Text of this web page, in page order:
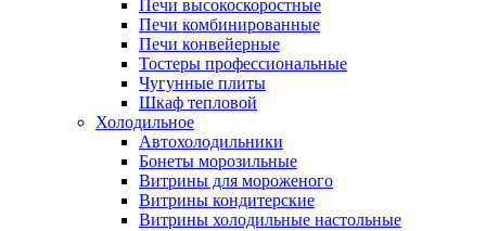
Печи высокоскоростные
Печи комбинированные
Печи конвейерные
Тостеры профессиональные
Чугунные плиты
Шкаф тепловой
Холодильное
Автохолодильники
Бонеты морозильные
Витрины для мороженого
Витрины кондитерские
Витрины холодильные настольные